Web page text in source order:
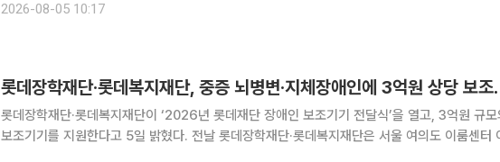
활동을 결합한 독서문화 프로그램을 선보이고, 온라인 예약 서비스도 새롭
2026-08-05 10:17
롯데장학재단·롯
롯데장학재단·롯데복지재단이 ‘2026년 롯데재단 장애인 보조기기 전달식’을 열고, 3억원 규모
보조기기를 지원한다고 5일 밝혔다. 전날 롯데장학재단·롯데복지재단은 서울 여의도 이룸센터 이룸